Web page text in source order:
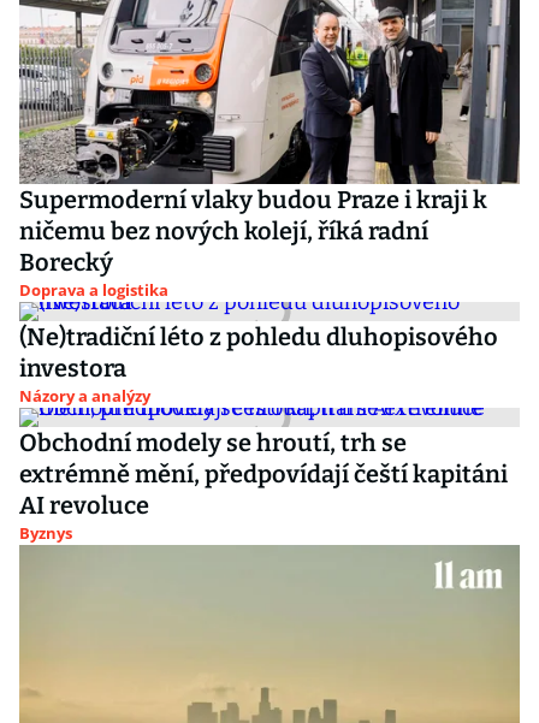
Supermoderní vlaky budou Praze i kraji k
ničemu bez nových kolejí, říká radní
Borecký
Doprava a logistika
(Ne)tradiční léto z pohledu dluhopisového
investora
Názory a analýzy
Obchodní modely se hroutí, trh se
extrémně mění, předpovídají čeští kapitáni
AI revoluce
Byznys